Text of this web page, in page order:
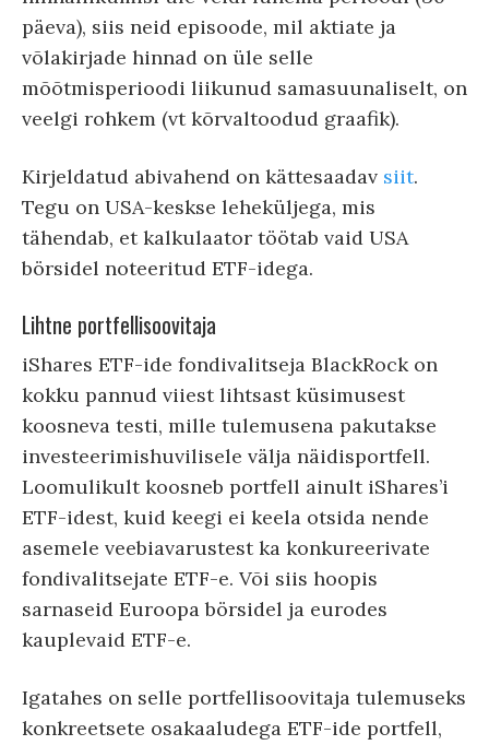
päeva), siis neid episoode, mil aktiate ja
võlakirjade hinnad on üle selle
mõõtmisperioodi liikunud samasuunaliselt, on
veelgi rohkem (vt kõrvaltoodud graafik).
Kirjeldatud abivahend on kättesaadav siit.
Tegu on USA-keskse leheküljega, mis
tähendab, et kalkulaator töötab vaid USA
börsidel noteeritud ETF-idega.
Lihtne portfellisoovitaja
iShares ETF-ide fondivalitseja BlackRock on
kokku pannud viiest lihtsast küsimusest
koosneva testi, mille tulemusena pakutakse
investeerimishuvilisele välja näidisportfell.
Loomulikult koosneb portfell ainult iShares’i
ETF-idest, kuid keegi ei keela otsida nende
asemele veebiavarustest ka konkureerivate
fondivalitsejate ETF-e. Või siis hoopis
sarnaseid Euroopa börsidel ja eurodes
kauplevaid ETF-e.
Igatahes on selle portfellisoovitaja tulemuseks
konkreetsete osakaaludega ETF-ide portfell,